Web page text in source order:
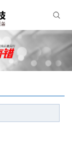
：首 页>> 标签搜索